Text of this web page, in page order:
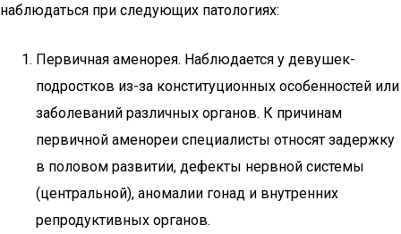
наблюдаться при следующих патологиях:
Первичная аменорея. Наблюдается у девушек-
подростков из-за конституционных особенностей или
заболеваний различных органов. К причинам
первичной аменореи специалисты относят задержку
в половом развитии, дефекты нервной системы
(центральной), аномалии гонад и внутренних
репродуктивных органов.